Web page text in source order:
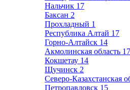
Нальчик 17
Баксан 2
Прохладный 1
Республика Алтай 17
Горно-Алтайск 14
Акмолинская область 17
Кокшетау 14
Щучинск 2
Северо-Казахстанская
Петропавловск 15